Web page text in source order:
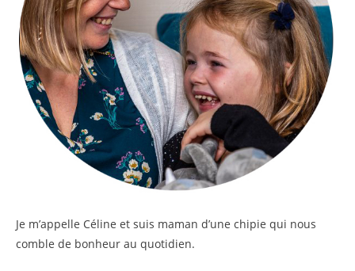
Je m’appelle Céline et suis maman d’une chipie qui nous
comble de bonheur au quotidien.